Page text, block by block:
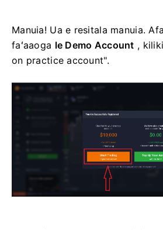
Manuia! ​​Ua e resitala manuia.
faʻaaoga le Demo Account ,
on practice account".